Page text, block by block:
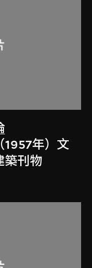
1957年）文
築刊物